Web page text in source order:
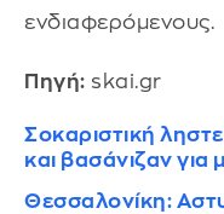
ενδιαφερόμενους.
Πηγή: skai.gr
Σοκαριστική
και βασάνιζαν για
Θεσσαλονίκη: